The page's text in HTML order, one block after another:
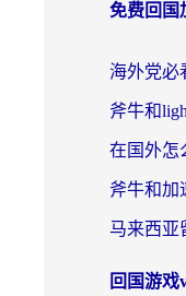
免费回国
回国游戏